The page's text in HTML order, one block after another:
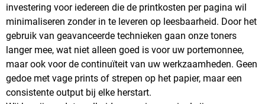
investering voor iedereen die de printkosten per pagina wil
minimaliseren zonder in te leveren op leesbaarheid. Door het
gebruik van geavanceerde technieken gaan onze toners
langer mee, wat niet alleen goed is voor uw portemonnee,
maar ook voor de continuïteit van uw werkzaamheden. Geen
gedoe met vage prints of strepen op het papier, maar een
consistente output bij elke herstart.